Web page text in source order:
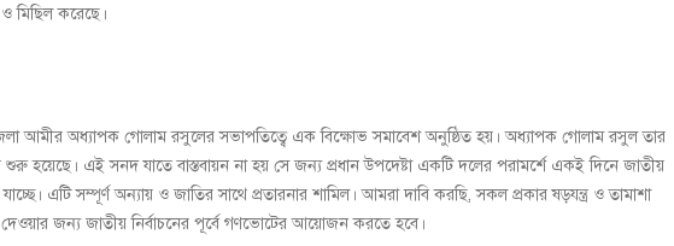
মিছিল করেছে।
আমীর অধ্যাপক গোলাম রসুলের সভাপতিত্বে এক বিক্ষোভ সমাবেশ অনুষ্ঠিত হয়। অধ্যাপক গোলাম রসুল তার
শুরু হয়েছে। এই সনদ যাতে বাস্তবায়ন না হয় সে জন্য প্রধান উপদেষ্টা একটি দলের পরামর্শে একই দিনে জাতীয়
এটি সম্পূর্ণ অন্যায় ও জাতির সাথে প্রতারনার শামিল। আমরা দাবি করছি, সকল প্রকার ষড়যন্ত্র ও তামাশা
জন্য জাতীয় নির্বাচনের পূর্বে গণভোটের আয়োজন করতে হবে।